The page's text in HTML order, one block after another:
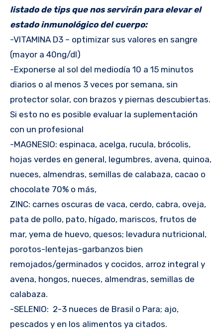
listado de tips que nos servirán para elevar el
estado inmunológico del cuerpo:
-VITAMINA D3 – optimizar sus valores en sangre
(mayor a 40ng/dl)
-Exponerse al sol del mediodía 10 a 15 minutos
diarios o al menos 3 veces por semana, sin
protector solar, con brazos y piernas descubiertas.
Si esto no es posible evaluar la suplementación
con un profesional
-MAGNESIO: espinaca, acelga, rucula, brócolis,
hojas verdes en general, legumbres, avena, quinoa,
nueces, almendras, semillas de calabaza, cacao o
chocolate 70% o más,
ZINC: carnes oscuras de vaca, cerdo, cabra, oveja,
pata de pollo, pato, hígado, mariscos, frutos de
mar, yema de huevo, quesos; levadura nutricional,
porotos-lentejas-garbanzos bien
remojados/germinados y cocidos, arroz integral y
avena, hongos, nueces, almendras, semillas de
calabaza.
-SELENIO: 2-3 nueces de Brasil o Para; ajo,
pescados y en los alimentos ya citados.